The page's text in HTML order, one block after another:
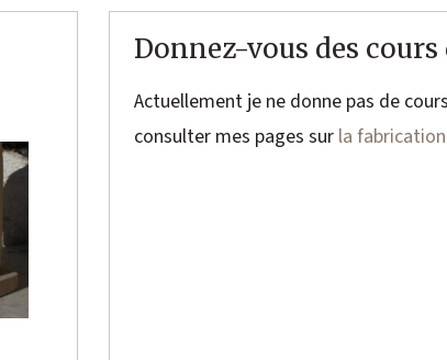
Donnez-vous des
Actuellement je ne donne pas de
consulter mes pages sur la